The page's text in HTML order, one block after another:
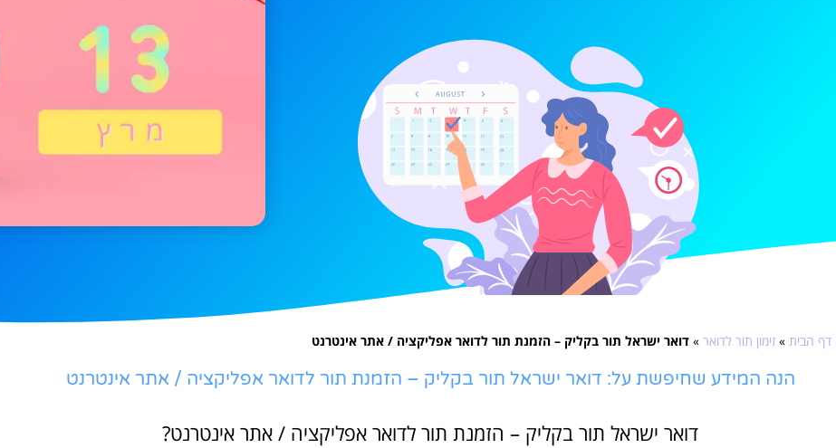
דף הבית » זימון תור לדואר » דואר ישראל תור בקליק – הזמנת תור לדואר אפליקציה / אתר אינטרנט
הנה המידע שחיפשת על: דואר ישראל תור בקליק – הזמנת תור לדואר אפליקציה / אתר אינטרנט
דואר ישראל תור בקליק – הזמנת תור לדואר אפליקציה / אתר אינטרנט?